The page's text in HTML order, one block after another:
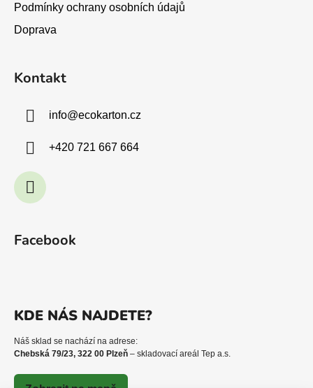
Podmínky ochrany osobních údajů
Doprava
Kontakt
info@ecokarton.cz
+420 721 667 664
Facebook
KDE NÁS NAJDETE?
Náš sklad se nachází na adrese:
Chebská 79/23, 322 00 Plzeň – skladovací areál Tep a.s.